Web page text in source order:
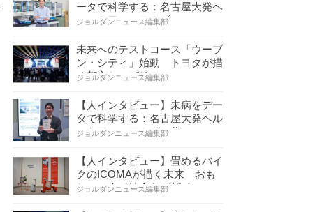
ータで科学する：名古屋大発ヘ
ルスケアシステムズの…
ジョルダンニュース編集部
未来へのテストコース「ウーブ
ン・シティ」始動 トヨタが描
く都市とモビリティの…
ジョルダンニュース編集部
【人インタビュー】未病をデー
タで科学する：名古屋大発ヘル
スケアシステムズの代…
ジョルダンニュース編集部
【人インタビュー】畳めるバイ
クのICOMAが描く未来 おも
ちゃの心で社会をデザイ…
ジョルダンニュース編集部